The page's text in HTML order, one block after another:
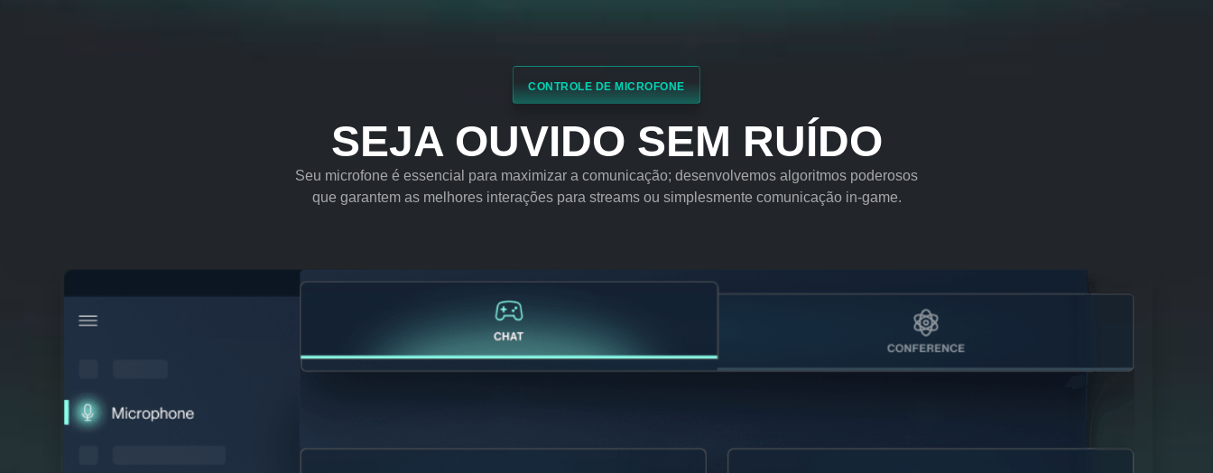
CONTROLE DE MICROFONE
SEJA OUVIDO SEM RUÍDO
Seu microfone é essencial para maximizar a comunicação; desenvolvemos algoritmos poderosos
que garantem as melhores interações para streams ou simplesmente comunicação in-game.